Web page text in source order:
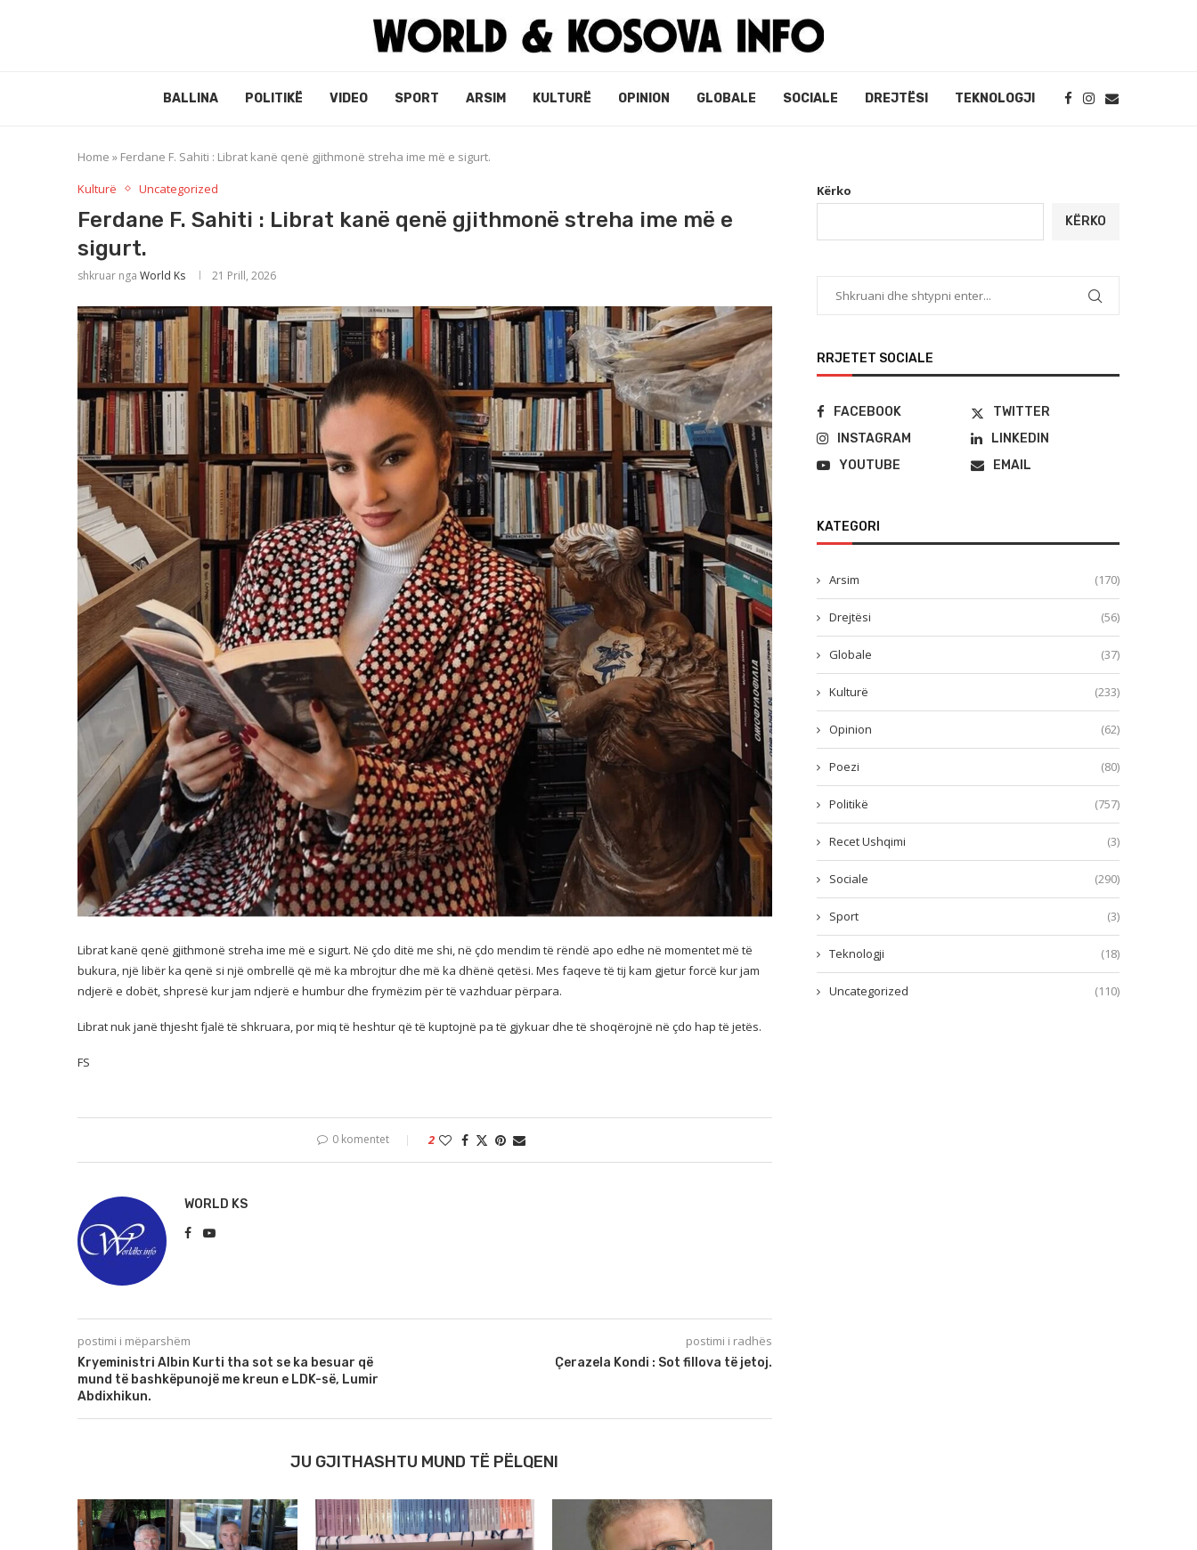
BALLINA POLITIKË VIDEO SPORT ARSIM KULTURË OPINION GLOBALE SOCIALE DREJTËSI TEKNOLOGJI
Home » Ferdane F. Sahiti : Librat kanë qenë gjithmonë streha ime më e sigurt.
Kulturë
Uncategorized
Ferdane F. Sahiti : Librat kanë qenë gjithmonë streha ime më e
sigurt.
shkruar nga World Ks 21 Prill, 2026
Librat kanë qenë gjithmonë streha ime më e sigurt. Në çdo ditë me shi, në çdo mendim të rëndë apo edhe në momentet më të
bukura, një libër ka qenë si një ombrellë që më ka mbrojtur dhe më ka dhënë qetësi. Mes faqeve të tij kam gjetur forcë kur jam
ndjerë e dobët, shpresë kur jam ndjerë e humbur dhe frymëzim për të vazhduar përpara.
Librat nuk janë thjesht fjalë të shkruara, por miq të heshtur që të kuptojnë pa të gjykuar dhe të shoqërojnë në çdo hap të jetës.
FS
0 komentet 2
WORLD KS
postimi i mëparshëm
Kryeministri Albin Kurti tha sot se ka besuar që
mund të bashkëpunojë me kreun e LDK-së, Lumir
Abdixhikun.
postimi i radhës
Çerazela Kondi : Sot fillova të jetoj.
JU GJITHASHTU MUND TË PËLQENI
Kërko
KËRKO
RRJETET SOCIALE
FACEBOOK
TWITTER
INSTAGRAM
LINKEDIN
YOUTUBE
EMAIL
KATEGORI
Arsim (170)
Drejtësi (56)
Globale (37)
Kulturë (233)
Opinion (62)
Poezi (80)
Politikë (757)
Recet Ushqimi (3)
Sociale (290)
Sport (3)
Teknologji (18)
Uncategorized (110)